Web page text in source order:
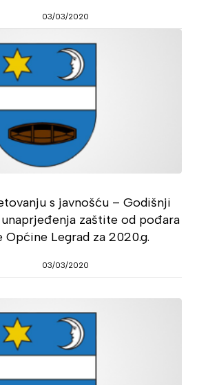
03/03/2020
s javnošću – Godišnji
zaštite od pođara
Općine Legrad za 2020.g.
03/03/2020